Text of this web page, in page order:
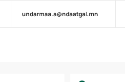
undarmaa.a@ndaatgal.mn